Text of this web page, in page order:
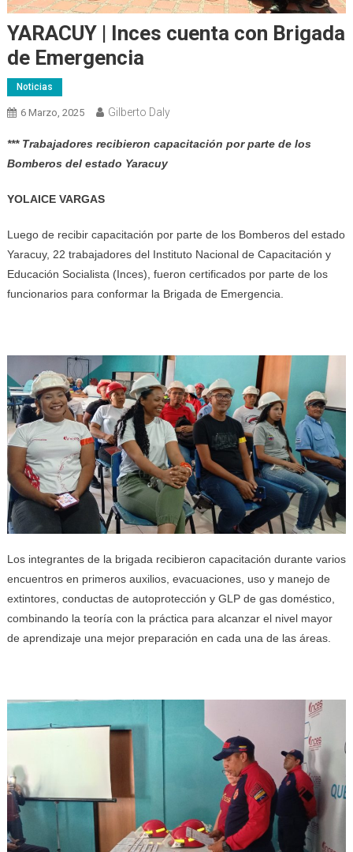
YARACUY | Inces cuenta con Brigada
de Emergencia
Noticias
6 Marzo, 2025 Gilberto Daly
*** Trabajadores recibieron capacitación por parte de los
Bomberos del estado Yaracuy
YOLAICE VARGAS
Luego de recibir capacitación por parte de los Bomberos del estado
Yaracuy, 22 trabajadores del Instituto Nacional de Capacitación y
Educación Socialista (Inces), fueron certificados por parte de los
funcionarios para conformar la Brigada de Emergencia.
Los integrantes de la brigada recibieron capacitación durante varios
encuentros en primeros auxilios, evacuaciones, uso y manejo de
extintores, conductas de autoprotección y GLP de gas doméstico,
combinando la teoría con la práctica para alcanzar el nivel mayor
de aprendizaje una mejor preparación en cada una de las áreas.